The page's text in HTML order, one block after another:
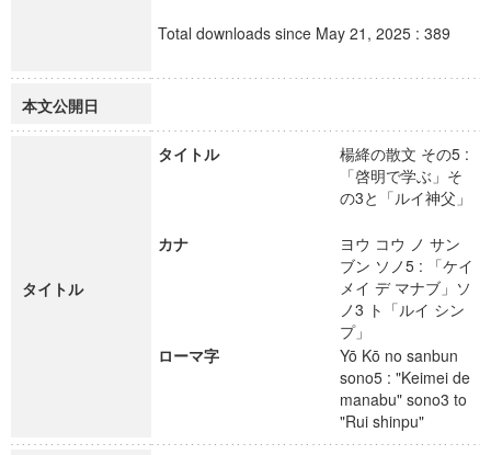
Total downloads since May 21, 2025 : 389
本文公開日
タイトル
タイトル
楊絳の散文 その5 :
「啓明で学ぶ」そ
の3と「ルイ神父」
カナ
ヨウ コウ ノ サン
ブン ソノ5 : 「ケイ
メイ デ マナブ」ソ
ノ3 ト「ルイ シン
プ」
ローマ字
Yō Kō no sanbun
sono5 : "Keimei de
manabu" sono3 to
"Rui shinpu"